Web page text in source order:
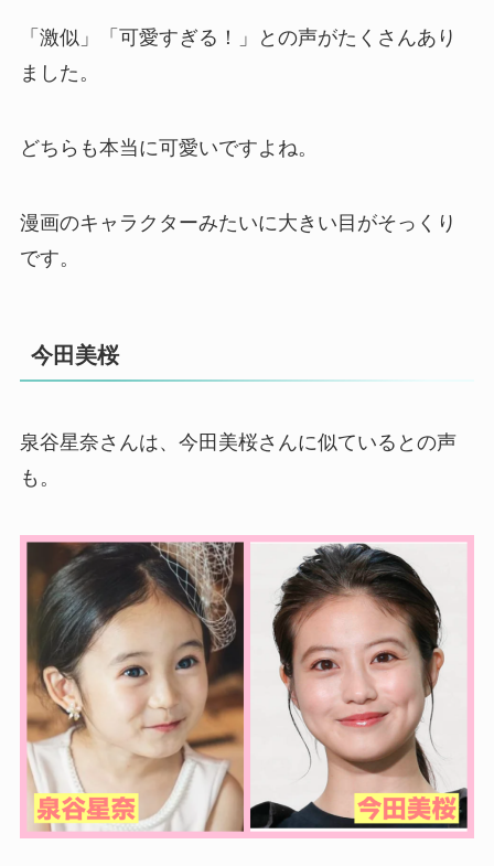
「激似」「可愛すぎる！」との声がたくさんあり
ました。
どちらも本当に可愛いですよね。
漫画のキャラクターみたいに大きい目がそっくり
です。
今田美桜
泉谷星奈さんは、今田美桜さんに似ているとの声
も。